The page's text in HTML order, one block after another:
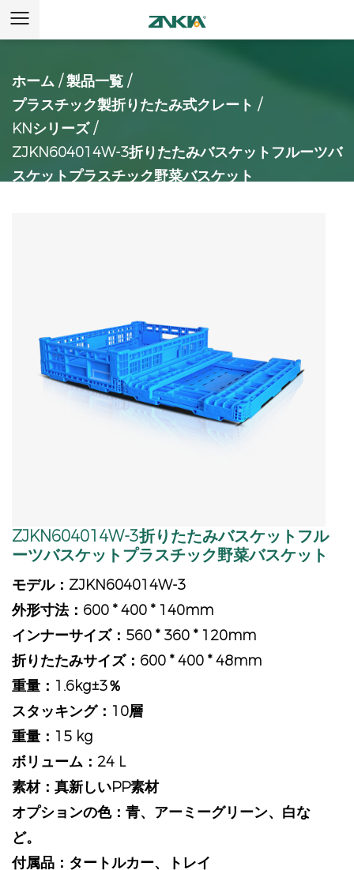
ホーム /製品一覧 /
プラスチック製折りたたみ式クレート /
KNシリーズ/
ZJKN604014W-3折りたたみバスケットフルーツバ
スケットプラスチック野菜バスケット
ZJKN604014W-3折りたたみバスケットフル
ーツバスケットプラスチック野菜バスケット
モデル：ZJKN604014W-3
外形寸法：600 * 400 * 140mm
インナーサイズ：560 * 360 * 120mm
折りたたみサイズ：600 * 400 * 48mm
重量：1.6kg±3％
スタッキング：10層
重量：15 kg
ボリューム：24 L
素材：真新しいPP素材
オプションの色：青、アーミーグリーン、白な
ど。
付属品：タートルカー、トレイ